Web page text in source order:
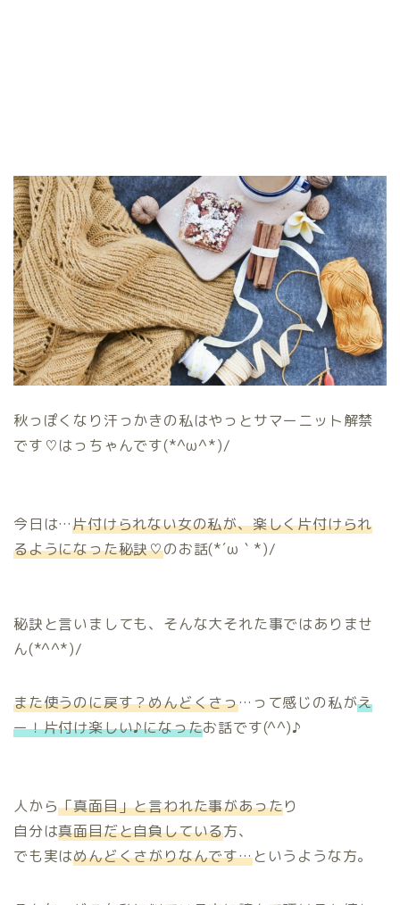
秋っぽくなり汗っかきの私はやっとサマーニット解禁
です♡はっちゃんです(*^ω^*)/
今日は…片付けられない女の私が、楽しく片付けられ
るようになった秘訣♡のお話(*´ω｀*)/
秘訣と言いましても、そんな大それた事ではありませ
ん(*^^*)/
また使うのに戻す？めんどくさっ…って感じの私がえ
ー！片付け楽しい♪になったお話です(^^)♪
人から「真面目」と言われた事があったり
自分は真面目だと自負している方、
でも実はめんどくさがりなんです…というような方。